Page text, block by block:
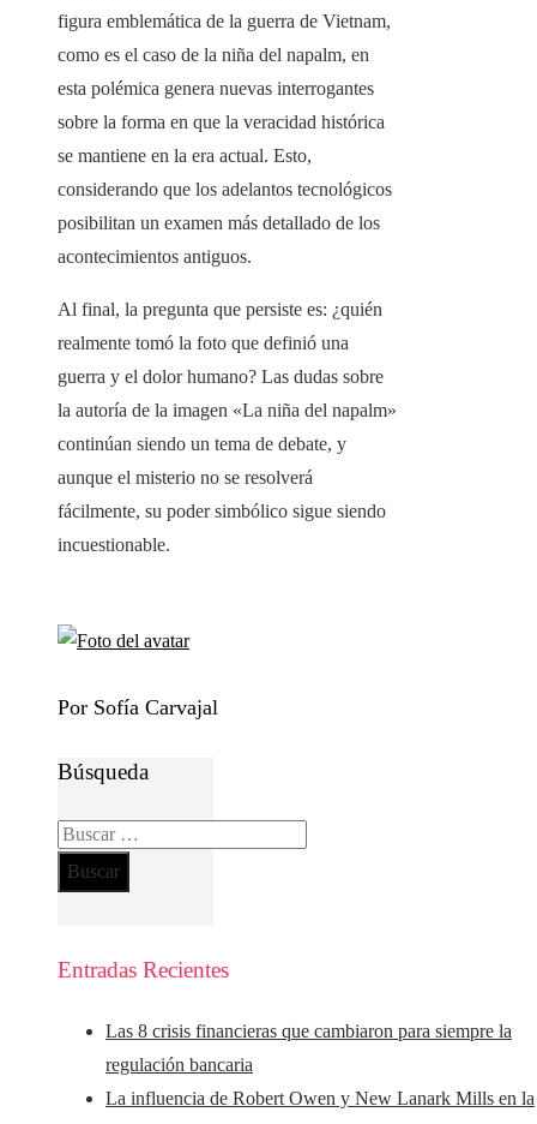
figura emblemática de la guerra de Vietnam,
como es el caso de la niña del napalm, en
esta polémica genera nuevas interrogantes
sobre la forma en que la veracidad histórica
se mantiene en la era actual. Esto,
considerando que los adelantos tecnológicos
posibilitan un examen más detallado de los
acontecimientos antiguos.
Al final, la pregunta que persiste es: ¿quién
realmente tomó la foto que definió una
guerra y el dolor humano? Las dudas sobre
la autoría de la imagen «La niña del napalm»
continúan siendo un tema de debate, y
aunque el misterio no se resolverá
fácilmente, su poder simbólico sigue siendo
incuestionable.
Por Sofía Carvajal
Búsqueda
Buscar:
Entradas Recientes
Las 8 crisis financieras que cambiaron para siempre la
regulación bancaria
La influencia de Robert Owen y New Lanark Mills en la